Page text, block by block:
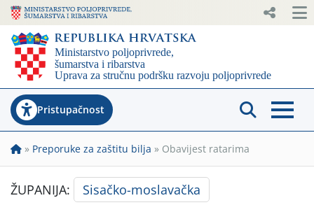
Pristupačnost
» Preporuke za zaštitu bilja » Obavijest ratarima
ŽUPANIJA: Sisačko-moslavačka